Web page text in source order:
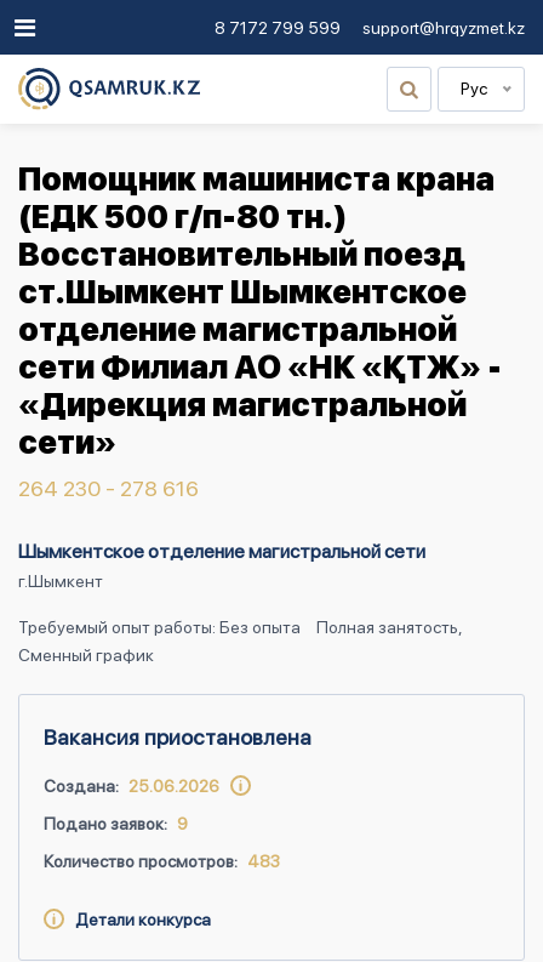
8 7172 799 599 support@hrqyzmet.kz
Рус
Помощник машиниста крана
(ЕДК 500 г/п-80 тн.)
Восстановительный поезд
ст.Шымкент Шымкентское
отделение магистральной
сети Филиал АО «НК «ҚТЖ» -
«Дирекция магистральной
сети»
264 230 - 278 616
Шымкентское отделение магистральной сети
г.Шымкент
Требуемый опыт работы: Без опыта
Полная занятость,
Сменный график
Вакансия приостановлена
Создана: 25.06.2026
Подано заявок: 9
Количество просмотров: 483
Детали конкурса